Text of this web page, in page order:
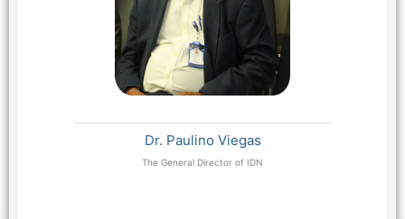
Dr. Paulino Viegas
The General Director of IDN